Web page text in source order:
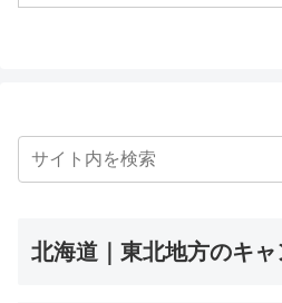
北海道｜東北地方のキャ